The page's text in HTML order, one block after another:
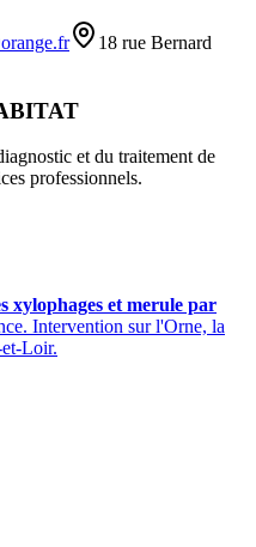
18 rue Bernard
et du traitement de
professionnels.
xylophages et merule par
Intervention sur l'Orne, la
Loir.